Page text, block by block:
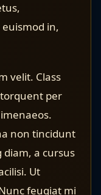
in,
velit. Class
per
non tincidunt
a cursus
Ut
feugiat mi